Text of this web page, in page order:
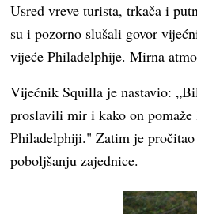
Usred vreve turista, trkača i
su i pozorno slušali govor
vijeće Philadelphije. Mirna
Vijećnik Squilla je nastavio:
proslavili mir i kako on
Philadelphiji." Zatim je
poboljšanju zajednice.